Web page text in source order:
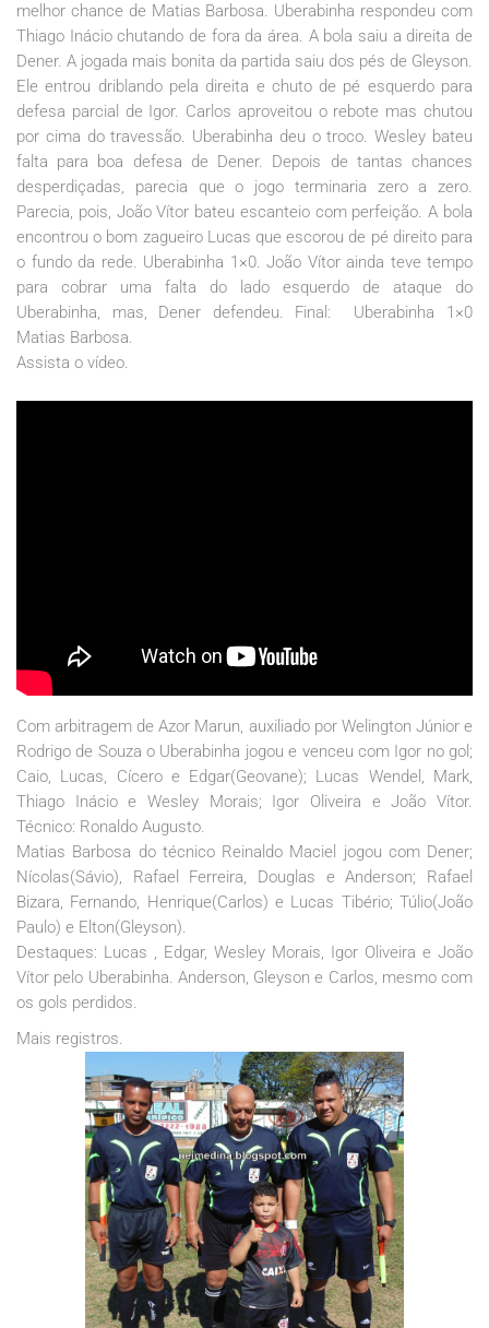
melhor chance de Matias Barbosa. Uberabinha respondeu com
Thiago Inácio chutando de fora da área. A bola saiu a direita de
Dener. A jogada mais bonita da partida saiu dos pés de Gleyson.
Ele entrou driblando pela direita e chuto de pé esquerdo para
defesa parcial de Igor. Carlos aproveitou o rebote mas chutou
por cima do travessão. Uberabinha deu o troco. Wesley bateu
falta para boa defesa de Dener. Depois de tantas chances
desperdiçadas, parecia que o jogo terminaria zero a zero.
Parecia, pois, João Vítor bateu escanteio com perfeição. A bola
encontrou o bom zagueiro Lucas que escorou de pé direito para
o fundo da rede. Uberabinha 1×0. João Vítor ainda teve tempo
para cobrar uma falta do lado esquerdo de ataque do
Uberabinha, mas, Dener defendeu. Final: Uberabinha 1×0
Matias Barbosa.
Assista o vídeo.
Com arbitragem de Azor Marun, auxiliado por Welington Júnior e
Rodrigo de Souza o Uberabinha jogou e venceu com Igor no gol;
Caio, Lucas, Cícero e Edgar(Geovane); Lucas Wendel, Mark,
Thiago Inácio e Wesley Morais; Igor Oliveira e João Vítor.
Técnico: Ronaldo Augusto.
Matias Barbosa do técnico Reinaldo Maciel jogou com Dener;
Nícolas(Sávio), Rafael Ferreira, Douglas e Anderson; Rafael
Bizara, Fernando, Henrique(Carlos) e Lucas Tibério; Túlio(João
Paulo) e Elton(Gleyson).
Destaques: Lucas , Edgar, Wesley Morais, Igor Oliveira e João
Vítor pelo Uberabinha. Anderson, Gleyson e Carlos, mesmo com
os gols perdidos.
Mais registros.